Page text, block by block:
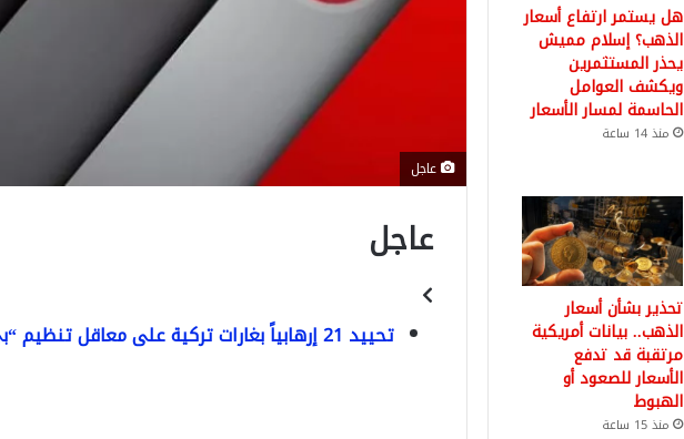
عاجل
عاجل
تحييد 21 إرهابياً بغارات تركية على معاقل تنظيم “بي كا كا” شمالي العراق
هل يستمر ارتفاع أسعار
الذهب؟ إسلام مميش
يحذر المستثمرين
ويكشف العوامل
الحاسمة لمسار الأسعار
منذ 14 ساعة
تحذير بشأن أسعار
الذهب.. بيانات أمريكية
مرتقبة قد تدفع
الأسعار للصعود أو
الهبوط
منذ 15 ساعة